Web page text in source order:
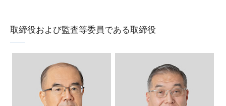
技術開発
サステナビリティ
取締役および監査等委員である取締役